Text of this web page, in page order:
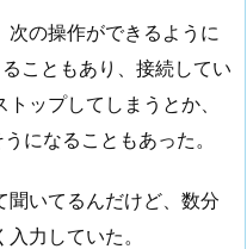
の操作ができるように
こともあり、接続してい
ップしてしまうとか、
になることもあった。
聞いてるんだけど、数分
力していた。